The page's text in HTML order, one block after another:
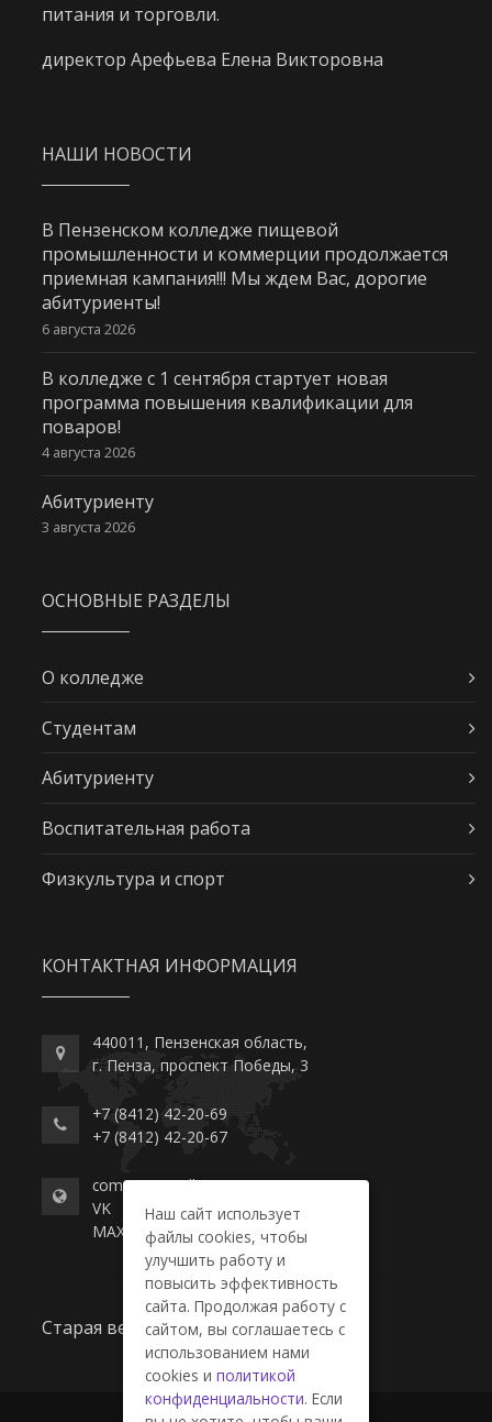
питания и торговли.
директор Арефьева Елена Викторовна
НАШИ НОВОСТИ
В Пензенском колледже пищевой
промышленности и коммерции продолжается
приемная кампания!!! Мы ждем Вас, дорогие
абитуриенты!
6 августа 2026
В колледже с 1 сентября стартует новая
программа повышения квалификации для
поваров!
4 августа 2026
Абитуриенту
3 августа 2026
ОСНОВНЫЕ РАЗДЕЛЫ
О колледже
Студентам
Абитуриенту
Воспитательная работа
Физкультура и спорт
КОНТАКТНАЯ ИНФОРМАЦИЯ
440011, Пензенская область,
г. Пенза, проспект Победы, 3
+7 (8412) 42-20-69
+7 (8412) 42-20-67
commerce-college.ru
VK
MAX
Старая версия сайта
Наш сайт использует
файлы cookies, чтобы
улучшить работу и
повысить эффективность
сайта. Продолжая работу с
сайтом, вы соглашаетесь с
использованием нами
cookies и политикой
конфиденциальности. Если